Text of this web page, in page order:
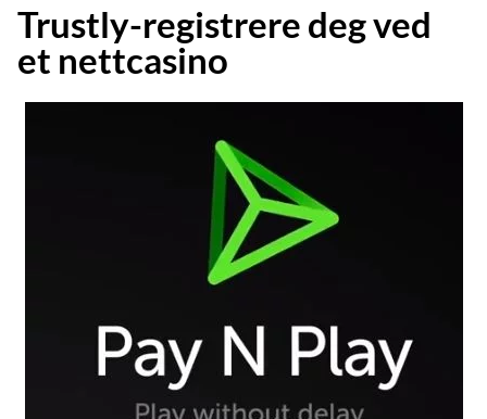
Trustly-registrere deg ved
et nettcasino